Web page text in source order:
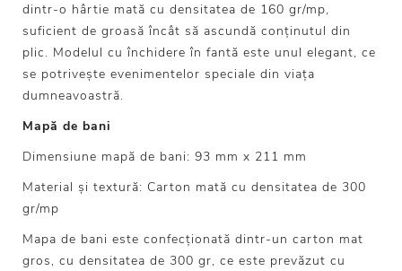
dintr-o hârtie mată cu densitatea de 160 gr/mp,
suficient de groasă încât să ascundă conținutul din
plic. Modelul cu închidere în fantă este unul elegant, ce
se potrivește evenimentelor speciale din viața
dumneavoastră.
Mapă de bani
Dimensiune mapă de bani: 93 mm x 211 mm
Material și textură: Carton mată cu densitatea de 300
gr/mp
Mapa de bani este confecționată dintr-un carton mat
gros, cu densitatea de 300 gr, ce este prevăzut cu